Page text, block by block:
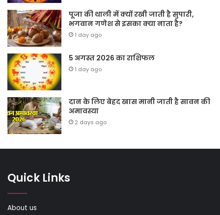
पूजा की थाली में क्यों रखी जाती है सुपारी,
भगवान गणेश से इसका क्या नाता है?
1 day ago
5 अगस्त 2026 का राशिफल
1 day ago
दान के लिए बेहद खास मानी जाती है सावन की
अमावस्या
2 days ago
Quick Links
About us